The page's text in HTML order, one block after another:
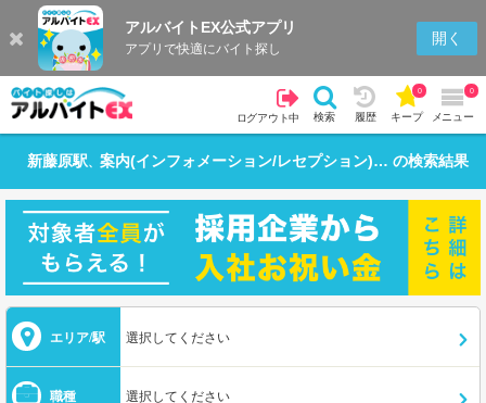
アルバイトEX公式アプリ
アプリで快適にバイト探し
開く
ログアウト中 検索 履歴 キープ
0
メニュー
0
新藤原駅、 案内(インフォメーション/レセプション)・フロント の検索結果
エリア/駅 選択してください
職種 選択してください